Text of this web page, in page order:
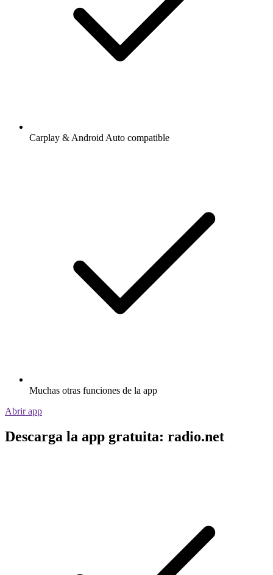
Carplay & Android Auto compatible
Muchas otras funciones de la app
Abrir app
Descarga la app gratuita: radio.net